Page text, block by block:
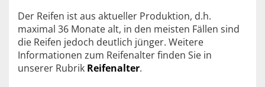
Der Reifen ist aus aktueller Produktion, d.h.
maximal 36 Monate alt, in den meisten Fällen sind
die Reifen jedoch deutlich jünger. Weitere
Informationen zum Reifenalter finden Sie in
unserer Rubrik Reifenalter.